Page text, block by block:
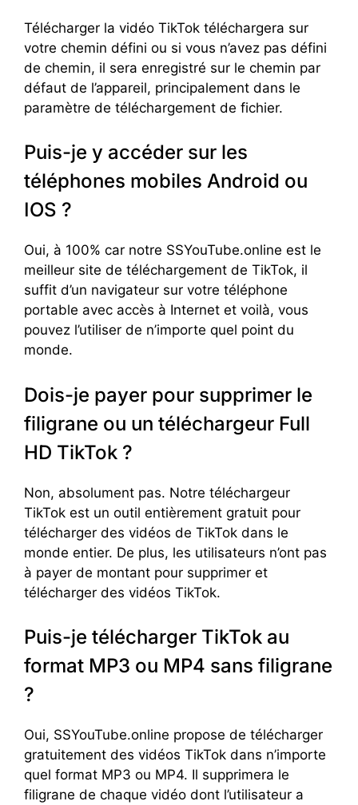
Télécharger la vidéo TikTok téléchargera sur
votre chemin défini ou si vous n’avez pas défini
de chemin, il sera enregistré sur le chemin par
défaut de l’appareil, principalement dans le
paramètre de téléchargement de fichier.
Puis-je y accéder sur les
téléphones mobiles Android ou
IOS ?
Oui, à 100% car notre SSYouTube.online est le
meilleur site de téléchargement de TikTok, il
suffit d’un navigateur sur votre téléphone
portable avec accès à Internet et voilà, vous
pouvez l’utiliser de n’importe quel point du
monde.
Dois-je payer pour supprimer le
filigrane ou un téléchargeur Full
HD TikTok ?
Non, absolument pas. Notre téléchargeur
TikTok est un outil entièrement gratuit pour
télécharger des vidéos de TikTok dans le
monde entier. De plus, les utilisateurs n’ont pas
à payer de montant pour supprimer et
télécharger des vidéos TikTok.
Puis-je télécharger TikTok au
format MP3 ou MP4 sans filigrane
?
Oui, SSYouTube.online propose de télécharger
gratuitement des vidéos TikTok dans n’importe
quel format MP3 ou MP4. Il supprimera le
filigrane de chaque vidéo dont l’utilisateur a